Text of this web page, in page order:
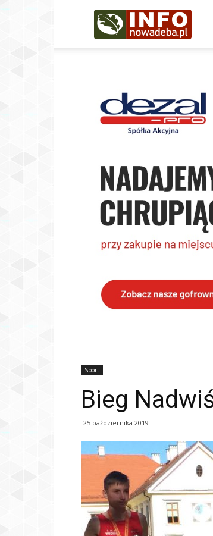
Sport
Bieg
25 października 2019